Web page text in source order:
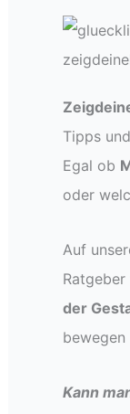
Tipps
Egal ob
oder
Auf
der
bewegen
Kann